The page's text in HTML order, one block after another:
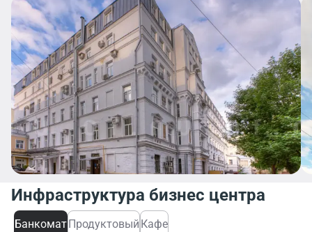
Инфраструктура бизнес центра
БанкоматПродуктовый Кафе